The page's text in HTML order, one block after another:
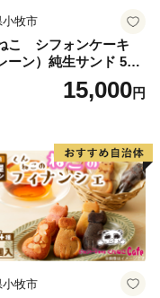
現に向けて取り組
小牧市
こ シフォンケーキ
ーン）純生サンド 5個
15,000円
小牧市